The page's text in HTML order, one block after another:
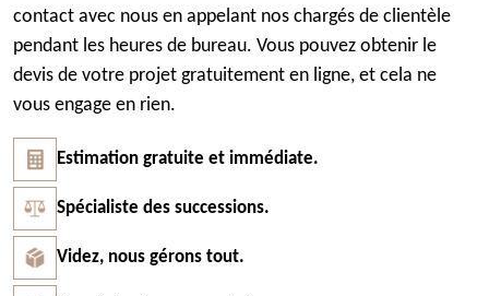
contact avec nous en appelant nos chargés de clientèle
pendant les heures de bureau. Vous pouvez obtenir le
devis de votre projet gratuitement en ligne, et cela ne
vous engage en rien.
Estimation gratuite et immédiate.
Spécialiste des successions.
Videz, nous gérons tout.